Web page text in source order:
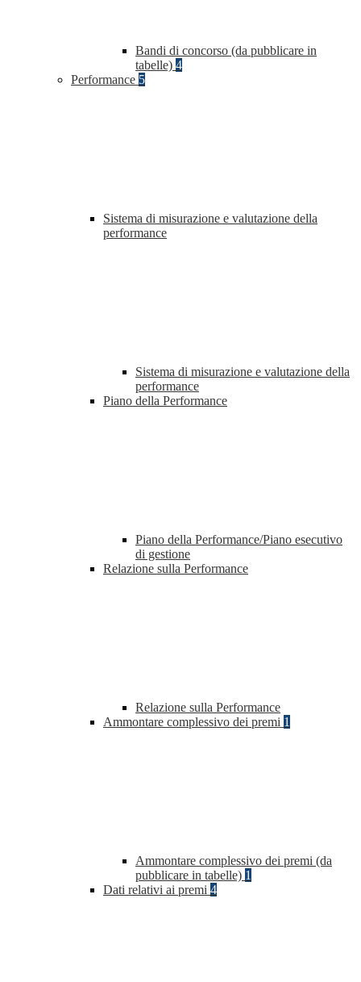
Bandi di concorso (da pubblicare in
tabelle) 4
Performance 5
Sistema di misurazione e valutazione della
performance
Sistema di misurazione e valutazione della
performance
Piano della Performance
Piano della Performance/Piano esecutivo
di gestione
Relazione sulla Performance
Relazione sulla Performance
Ammontare complessivo dei premi 1
Ammontare complessivo dei premi (da
pubblicare in tabelle) 1
Dati relativi ai premi 4